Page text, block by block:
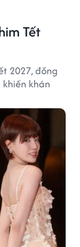
Tết
2027, đồng
khán